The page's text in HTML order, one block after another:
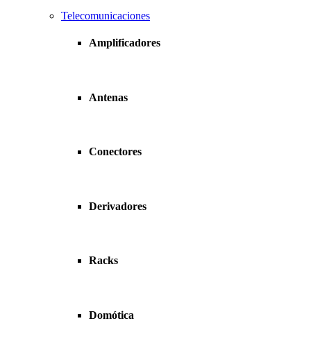
Telecomunicaciones
Amplificadores
Antenas
Conectores
Derivadores
Racks
Domótica